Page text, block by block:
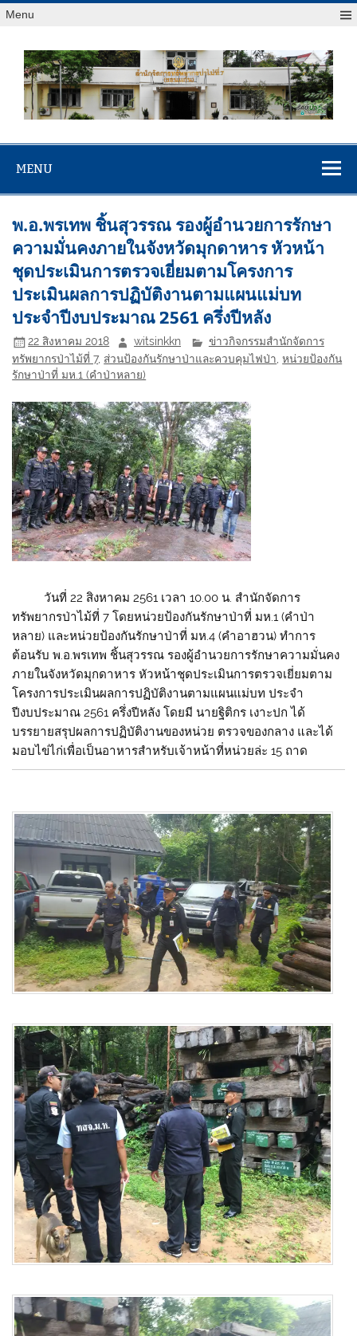
Menu
สจป.ที่ 7
(ขอนแก่น)
MENU
พ.อ.พรเทพ ชิ้นสุวรรณ รองผู้อำนวยการรักษา
ความมั่นคงภายในจังหวัดมุกดาหาร หัวหน้า
ชุดประเมินการตรวจเยี่ยมตามโครงการ
ประเมินผลการปฏิบัติงานตามแผนแม่บท
ประจำปีงบประมาณ 2561 ครึ่งปีหลัง
22 สิงหาคม 2018 witsinkkn
ข่าวกิจกรรมสำนักจัดการ
ทรัพยากรป่าไม้ที่ 7, ส่วนป้องกันรักษาป่าและควบคุมไฟป่า ,หน่วยป้องกัน
รักษาป่าที่ มห.1 (คำป่าหลาย)
วันที่ 22 สิงหาคม 2561 เวลา 10.00 น. สำนักจัดการ
ทรัพยากรป่าไม้ที่ 7 โดยหน่วยป้องกันรักษาป่าที่ มห.1 (คำป่า
หลาย) และหน่วยป้องกันรักษาป่าที่ มห.4 (คำอาฮวน) ทำการ
ต้อนรับ พ.อ.พรเทพ ชิ้นสุวรรณ รองผู้อำนวยการรักษาความมั่นคง
ภายในจังหวัดมุกดาหาร หัวหน้าชุดประเมินการตรวจเยี่ยมตาม
โครงการประเมินผลการปฏิบัติงานตามแผนแม่บท ประจำ
ปีงบประมาณ 2561 ครึ่งปีหลัง โดยมี นายฐิติกร เงาะปก ได้
บรรยายสรุปผลการปฏิบัติงานของหน่วย ตรวจของกลาง และได้
มอบไข่ไก่เพื่อเป็นอาหารสำหรับเจ้าหน้าที่หน่วยล่ะ 15 ถาด